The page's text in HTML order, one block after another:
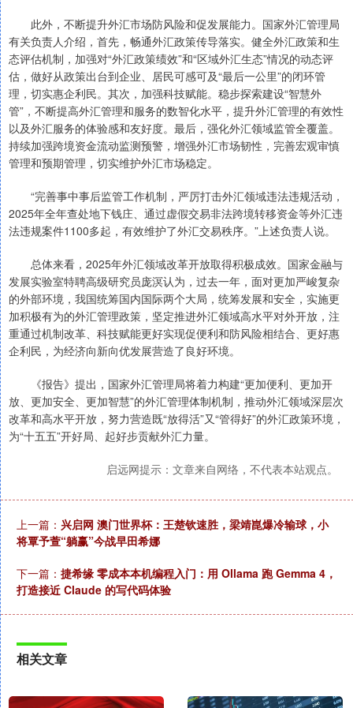
此外，不断提升外汇市场防风险和促发展能力。国家外汇管理局
有关负责人介绍，首先，畅通外汇政策传导落实。健全外汇政策和生
态评估机制，加强对“外汇政策绩效”和“区域外汇生态”情况的动态评
估，做好从政策出台到企业、居民可感可及“最后一公里”的闭环管
理，切实惠企利民。其次，加强科技赋能。稳步探索建设“智慧外
管”，不断提高外汇管理和服务的数智化水平，提升外汇管理的有效性
以及外汇服务的体验感和友好度。最后，强化外汇领域监管全覆盖。
持续加强跨境资金流动监测预警，增强外汇市场韧性，完善宏观审慎
管理和预期管理，切实维护外汇市场稳定。
“完善事中事后监管工作机制，严厉打击外汇领域违法违规活动，
2025年全年查处地下钱庄、通过虚假交易非法跨境转移资金等外汇违
法违规案件1100多起，有效维护了外汇交易秩序。”上述负责人说。
总体来看，2025年外汇领域改革开放取得积极成效。国家金融与
发展实验室特聘高级研究员庞溟认为，过去一年，面对更加严峻复杂
的外部环境，我国统筹国内国际两个大局，统筹发展和安全，实施更
加积极有为的外汇管理政策，坚定推进外汇领域高水平对外开放，注
重通过机制改革、科技赋能更好实现促便利和防风险相结合、更好惠
企利民，为经济向新向优发展营造了良好环境。
《报告》提出，国家外汇管理局将着力构建“更加便利、更加开
放、更加安全、更加智慧”的外汇管理体制机制，推动外汇领域深层次
改革和高水平开放，努力营造既“放得活”又“管得好”的外汇政策环境，
为“十五五”开好局、起好步贡献外汇力量。
启远网提示：文章来自网络，不代表本站观点。
上一篇： 兴启网 澳门世界杯：王楚钦速胜，梁靖崑爆冷输球，小
将覃予萱“躺赢”今战早田希娜
下一篇： 捷希缘 零成本本机编程入门：用 Ollama 跑 Gemma 4，
打造接近 Claude 的写代码体验
相关文章